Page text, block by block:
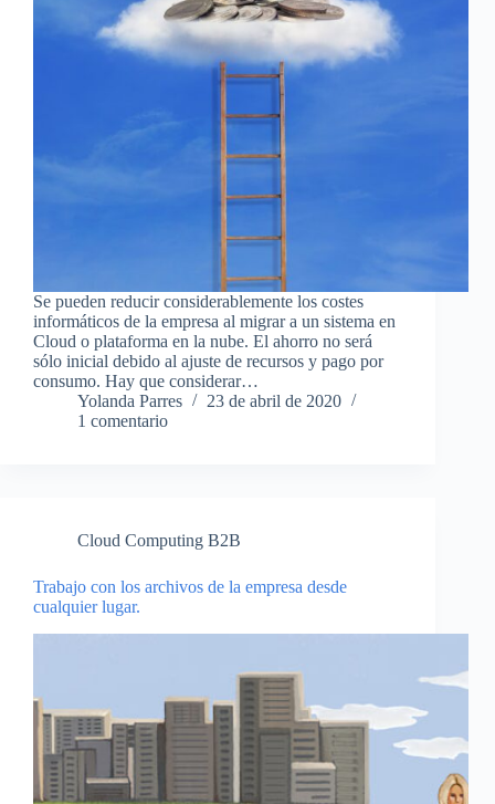
Se pueden reducir considerablemente los costes
informáticos de la empresa al migrar a un sistema en
Cloud o plataforma en la nube. El ahorro no será
sólo inicial debido al ajuste de recursos y pago por
consumo. Hay que considerar…
Yolanda Parres
23 de abril de 2020
1 comentario
Cloud Computing B2B
Trabajo con los archivos de la empresa desde
cualquier lugar.